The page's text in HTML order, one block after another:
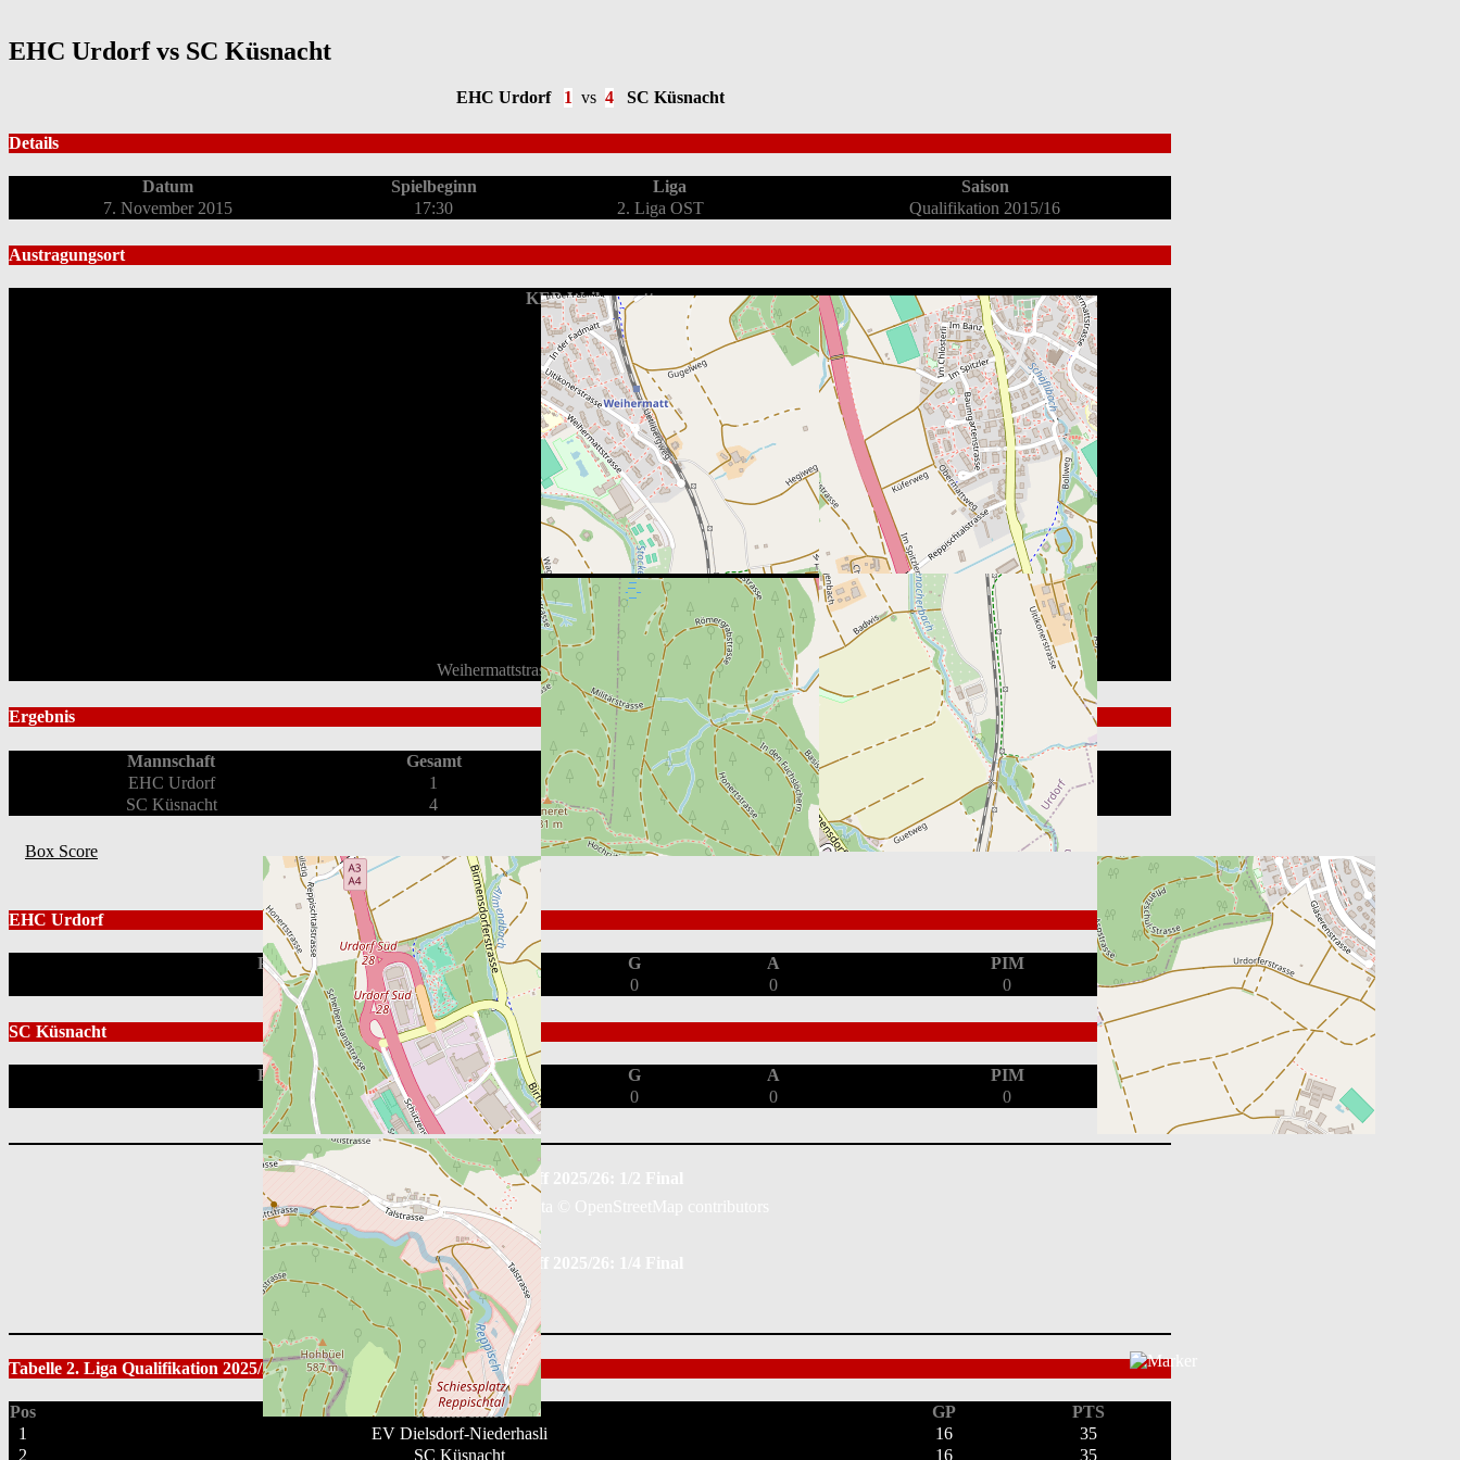
EHC Urdorf vs SC Küsnacht
EHC Urdorf 1 vs 4 SC Küsnacht
Details
Datum Spielbeginn Liga
Saison
7. November 2015
17:30 2. Liga OST Qualifikation 2015/16
Austragungsort
KEB Weihermatt
Leaflet |Map data ©
Weihermattstrasse 60, 8902 Urdorf, Schweiz
Ergebnis
Mannschaft Gesamt 1st 2nd 3rd OT
Endstand
EHC Urdorf
1 0 1 0
Loss
SC Küsnacht
4 1 3 - Win
Box Score
EHC Urdorf
Position G A
PIM
0
0 0
SC Küsnacht
Position G A
PIM
0
0 0
Playoff 2025/26: 1/2 Final
Playoff 2025/26: 1/4 Final
Tabelle 2. Liga Qualifikation 2025/26
Pos Mannschaft GP
PTS
1
EV Dielsdorf-Niederhasli 16
35
2
SC Küsnacht 16 35